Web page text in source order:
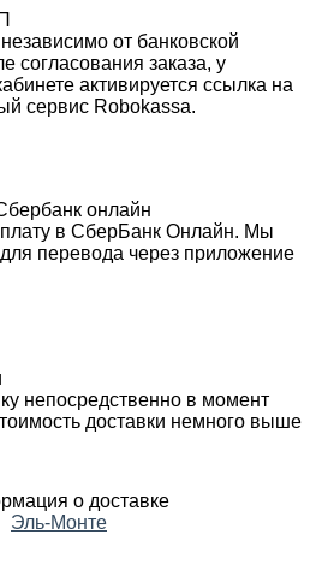
от банковской
согласования заказа, у
активируется ссылка на
сервис Robokassa.
онлайн
в СберБанк Онлайн. Мы
перевода через приложение
непосредственно в момент
доставки немного выше
о доставке
Эль-Монте